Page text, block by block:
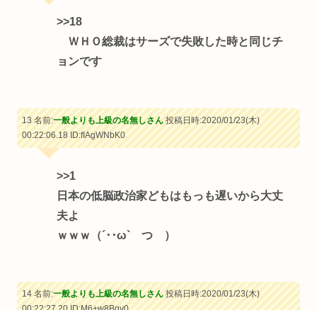
>>18
ＷＨＯ総裁はサーズで失敗した時と同じチ
ョンです
13 名前:一般よりも上級の名無しさん投稿日時:2020/01/23(木)
00:22:06.18ID:fIAgWNbK0
>>1
日本の低脳政治家どもはもっも遅いから大丈
夫よ
ｗｗｗ（´･･ω` つ ）
14 名前:一般よりも上級の名無しさん投稿日時:2020/01/23(木)